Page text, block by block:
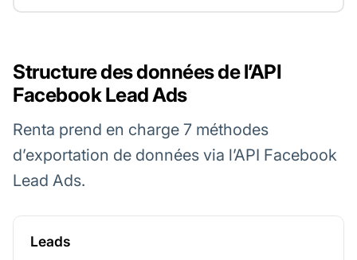
Structure des données de l’API
Facebook Lead Ads
Renta prend en charge 7 méthodes
d’exportation de données via l’API Facebook
Lead Ads.
Leads